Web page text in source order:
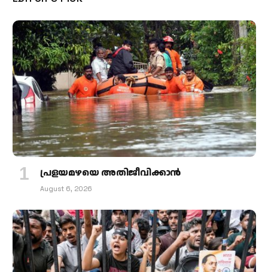
പ്രളയമഴയെ അതിജീവിക്കാന്‍
August 6, 2026